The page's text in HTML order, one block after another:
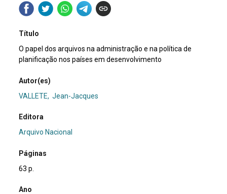
Título
O papel dos arquivos na administração e na política de
planificação nos países em desenvolvimento
Autor(es)
VALLETE, Jean-Jacques
Editora
Arquivo Nacional
Páginas
63 p.
Ano